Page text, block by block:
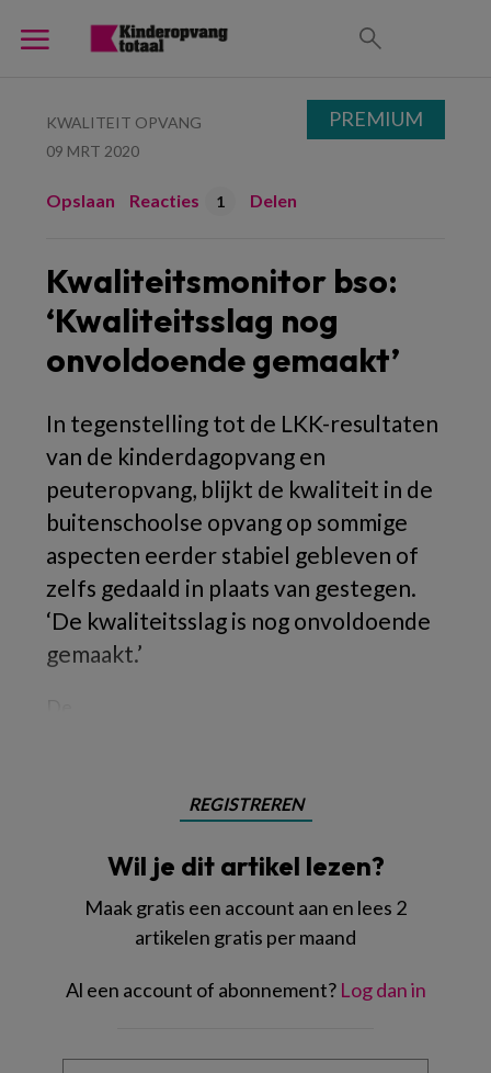
KWALITEIT OPVANG
09 MRT 2020
Opslaan Reacties 1 Delen
Kwaliteitsmonitor bso:
‘Kwaliteitsslag nog
onvoldoende gemaakt’
In tegenstelling tot de LKK-resultaten
van de kinderdagopvang en
peuteropvang, blijkt de kwaliteit in de
buitenschoolse opvang op sommige
aspecten eerder stabiel gebleven of
zelfs gedaald in plaats van gestegen.
‘De kwaliteitsslag is nog onvoldoende
gemaakt.’
REGISTREREN
Wil je dit artikel lezen?
Maak gratis een account aan en lees 2
artikelen gratis per maand
Al een account of abonnement? Log dan in
Wat
PREMIUM